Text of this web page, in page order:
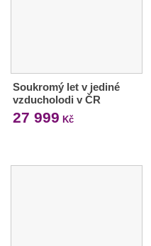
Soukromý let v jediné
vzducholodi v ČR
27 999 Kč